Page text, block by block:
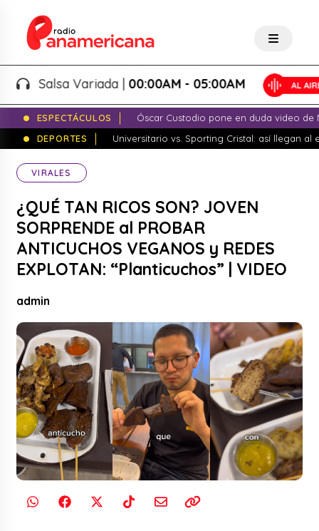
Salsa Variada |00:00AM - 05:00AM
ESPECTÁCULOS
Óscar Custodio pone en duda video de
DEPORTES
Universitario vs. Sporting Cristal: así llegan al
VIRALES
¿QUÉ TAN RICOS SON? JOVEN
SORPRENDE al PROBAR
ANTICUCHOS VEGANOS y REDES
EXPLOTAN: “Planticuchos” | VIDEO
admin